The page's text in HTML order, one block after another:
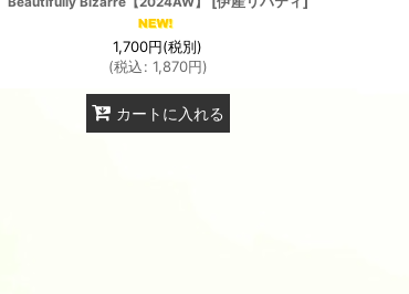
1,700円(税別)
(税込: 1,870円)
カートに入れる